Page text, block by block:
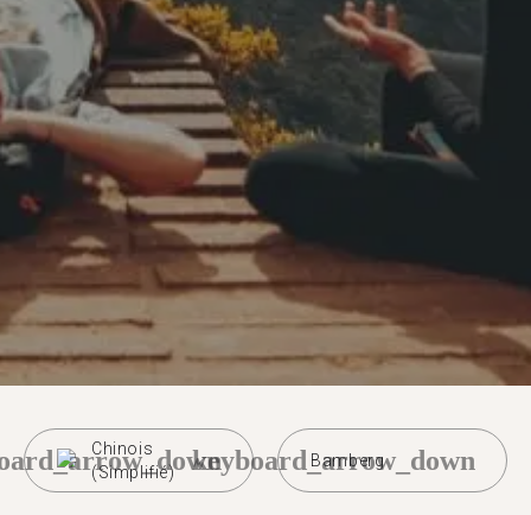
Chinois
(Simplifié)
Bamberg
keyboard_arrow_down